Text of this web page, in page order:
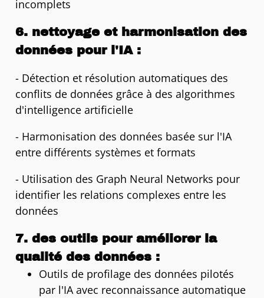
incomplets
6. nettoyage et harmonisation des
données pour l'IA :
- Détection et résolution automatiques des
conflits de données grâce à des algorithmes
d'intelligence artificielle
- Harmonisation des données basée sur l'IA
entre différents systèmes et formats
- Utilisation des Graph Neural Networks pour
identifier les relations complexes entre les
données
7. des outils pour améliorer la
qualité des données :
Outils de profilage des données pilotés
par l'IA avec reconnaissance automatique